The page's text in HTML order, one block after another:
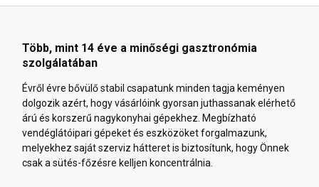
Több, mint 14 éve a minőségi gasztronómia
szolgálatában
Évről évre bővülő stabil csapatunk minden tagja keményen
dolgozik azért, hogy vásárlóink gyorsan juthassanak elérhető
árú és korszerű nagykonyhai gépekhez. Megbízható
vendéglátóipari gépeket és eszközöket forgalmazunk,
melyekhez saját szerviz hátteret is biztosítunk, hogy Önnek
csak a sütés-főzésre kelljen koncentrálnia.